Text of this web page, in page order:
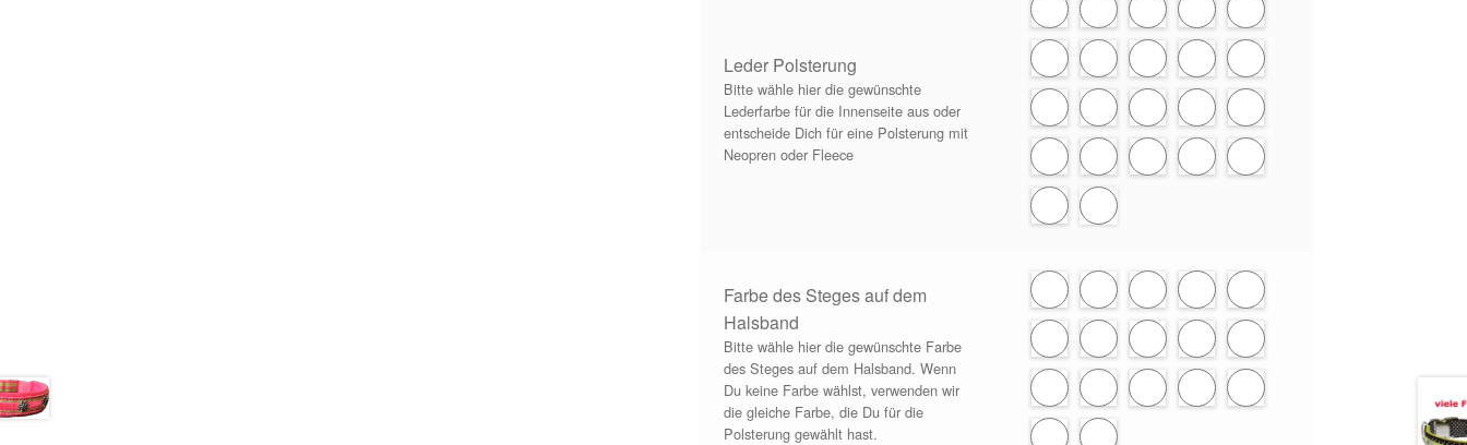
Leder Polsterung
Bitte wähle hier die gewünschte
Lederfarbe für die Innenseite aus oder
entscheide Dich für eine Polsterung mit
Neopren oder Fleece
Farbe des Steges auf dem
Halsband
Bitte wähle hier die gewünschte Farbe
des Steges auf dem Halsband. Wenn
Du keine Farbe wählst, verwenden wir
die gleiche Farbe, die Du für die
Polsterung gewählt hast.